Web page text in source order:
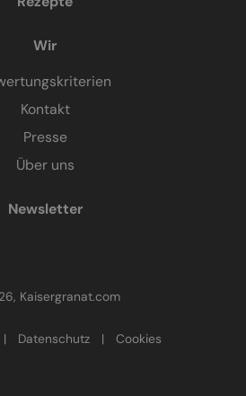
Wir
Kontakt
Presse
Über uns
Newsletter
Kaisergranat.com
| Datenschutz | Cookies